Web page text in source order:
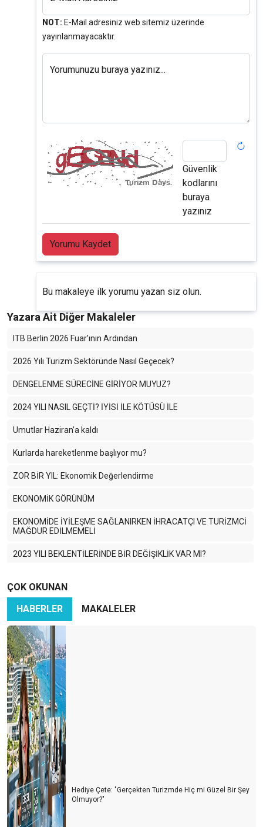
NOT: E-Mail adresiniz web sitemiz üzerinde
yayınlanmayacaktır.
Yorumunuzu buraya yazınız...
Güvenlik
kodlarını
buraya
yazınız
Yorumu Kaydet
Bu makaleye ilk yorumu yazan siz olun.
Yazara Ait Diğer Makaleler
ITB Berlin 2026 Fuar’ının Ardından
2026 Yılı Turizm Sektöründe Nasıl Geçecek?
DENGELENME SÜRECİNE GİRİYOR MUYUZ?
2024 YILI NASIL GEÇTİ? İYİSİ İLE KÖTÜSÜ İLE
Umutlar Haziran’a kaldı
Kurlarda hareketlenme başlıyor mu?
ZOR BİR YIL: Ekonomik Değerlendirme
EKONOMİK GÖRÜNÜM
EKONOMİDE İYİLEŞME SAĞLANIRKEN İHRACATÇI VE TURİZMCİ
MAĞDUR EDİLMEMELİ
2023 YILI BEKLENTİLERİNDE BİR DEĞİŞİKLİK VAR MI?
2023 YILINA MERHABA DERKEN
Yine yeniden enflasyon
EN BÜYÜK TEHDİT ENFLASYON CANAVARI
2022 YILINA MERHABA DERKEN
2019 YILINA GÖRE HAVACILIK NE DURUMDA?
SİSİFOS-2
Pandemi boyunca 42 havayolu iflas etti
PANDEMİ BİTİNCE SORUNLAR BİTECEK Mİ?
Havayollarının karlılıkları ve zararları nasıl oldu?
En çok havacılık ve turizm sektörü istiyor
ÇOK OKUNAN
HABERLER
MAKALELER
Hediye Çete: "Gerçekten Turizmde Hiç mi Güzel Bir Şey
Olmuyor?"